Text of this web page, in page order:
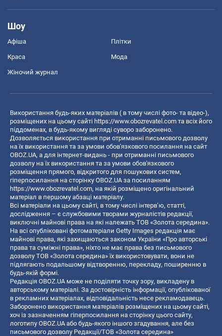
Шоу
Афіша Плітки
Краса Мода
Жіночий журнал
Використання будь-яких матеріалів ( в тому числі фото- та відео-),
розміщених на цьому сайті https://www.obozrevatel.com та всіх його
піддоменах, в будь-якому вигляді суворо заборонено.
Дозволяється використання при отриманні письмового дозволу
на їх використання та за умови обов'язкового посилання на сайт
OBOZ.UA, а для інтернет-видань - при отриманні письмового
дозволу на їх використання та за умови обов'язкового
розміщення прямого, відкритого для пошукових систем,
гіперпосилання на сторінку OBOZ.UA за посиланням
https://www.obozrevatel.com, на якій розміщено оригінальний
матеріал в першому абзаці матеріалу.
Всі матеріали на цьому сайті, в тому числі інтерв’ю, статті,
дослідження – є службовими творами журналістів редакції,
виключні майнові права на які належать ТОВ «Золота середина».
На всі опубліковані фотоматеріали Getty Images редакція має
майнові права, які захищаються законом України «Про авторські
права та суміжні права», ніхто не має права без письмового
дозволу ТОВ «Золота середина» їх використовувати, вони не
підлягають подальшому відтворенню, перекладу, поширенню в
будь-якій формі.
Редакція OBOZ.UA може не поділяти точку зору, викладену в
авторському матеріалі. За достовірність інформації, опублікованої
в рекламних матеріалах, відповідальність несе рекламодавець.
Заборонено використання матеріалів розміщених на цьому сайті,
хоч із зазначенням гіперпосилання на сторінку цього сайту,
логотипу OBOZ.UA або будь-якого іншого згадування, але без
письмового дозволу Редакції/ТОВ «Золота середина»